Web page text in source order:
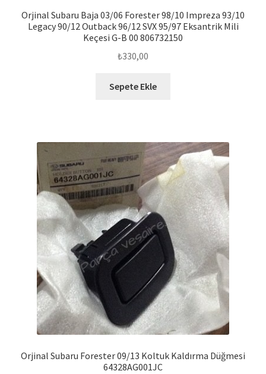
Orjinal Subaru Baja 03/06 Forester 98/10 Impreza 93/10
Legacy 90/12 Outback 96/12 SVX 95/97 Eksantrik Mili
Keçesi G-B 00 806732150
₺330,00
Sepete Ekle
Orjinal Subaru Forester 09/13 Koltuk Kaldırma Düğmesi
64328AG001JC